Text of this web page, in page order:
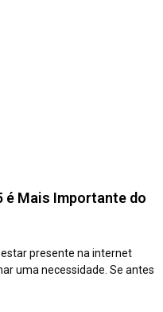
é Mais Importante do
presente na internet
uma necessidade. Se antes